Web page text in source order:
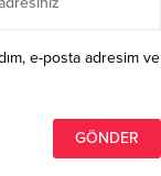
e-posta adresim ve